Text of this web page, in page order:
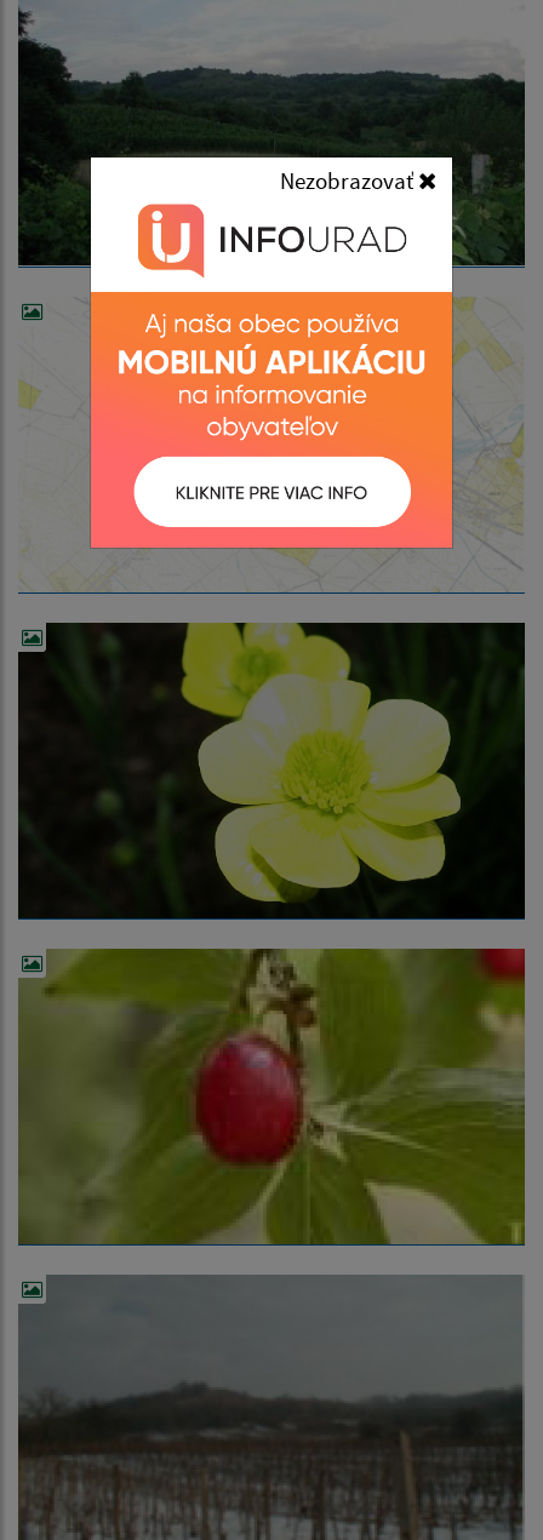
Nezobrazovať